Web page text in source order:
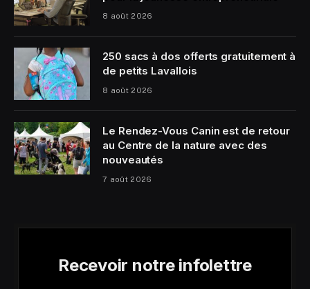
8 août 2026
250 sacs à dos offerts gratuitement à
de petits Lavallois
8 août 2026
Le Rendez-Vous Canin est de retour
au Centre de la nature avec des
nouveautés
7 août 2026
Recevoir notre infolettre